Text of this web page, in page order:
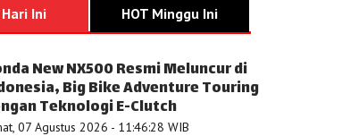
Hari Ini HOT Minggu Ini
New NX500 Resmi Meluncur di
Big Bike Adventure Touring
Teknologi E-Clutch
07 Agustus 2026 - 11:46:28 WIB